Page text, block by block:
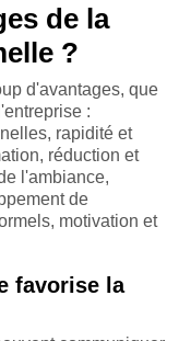
de la
?
d'avantages, que
:
rapidité et
réduction et
l'ambiance,
de
motivation et
favorise la